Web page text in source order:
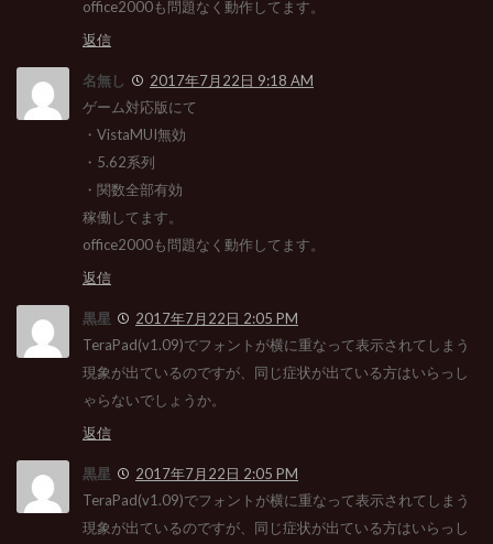
office2000も問題なく動作してます。
返信
名無し
2017年7月22日 9:18 AM
ゲーム対応版にて
・VistaMUI無効
・5.62系列
・関数全部有効
稼働してます。
office2000も問題なく動作してます。
返信
黒星
2017年7月22日 2:05 PM
TeraPad(v1.09)でフォントが横に重なって表示されてしまう
現象が出ているのですが、同じ症状が出ている方はいらっし
ゃらないでしょうか。
返信
黒星
2017年7月22日 2:05 PM
TeraPad(v1.09)でフォントが横に重なって表示されてしまう
現象が出ているのですが、同じ症状が出ている方はいらっし